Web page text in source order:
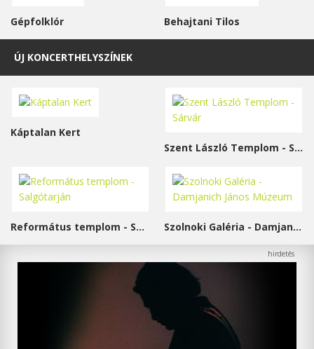
Gépfolklór Behajtani Tilos
ÚJ KONCERTHELYSZÍNEK
Káptalan Kert
Szent László Templom - Sárvár
Református templom - Salgótarján Szolnoki Galéria - Damjanich János Múzeum